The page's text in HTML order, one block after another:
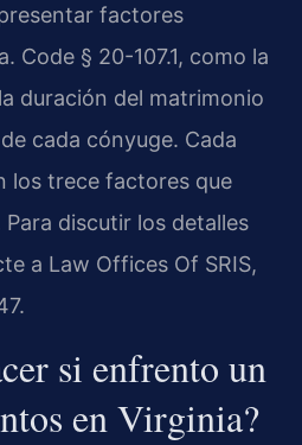
factores
Code § 20-107.1, como la
duración del matrimonio
cada cónyuge. Cada
los trece factores que
discutir los detalles
a Law Offices Of SRIS,
si enfrento un
en Virginia?